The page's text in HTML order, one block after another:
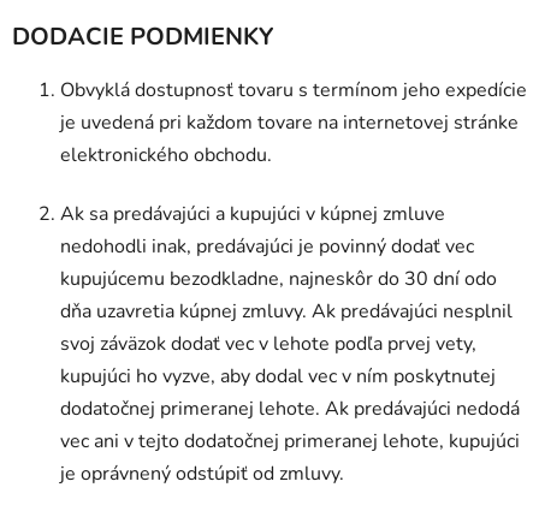
DODACIE PODMIENKY
Obvyklá dostupnosť tovaru s termínom jeho expedície
je uvedená pri každom tovare na internetovej stránke
elektronického obchodu.
Ak sa predávajúci a kupujúci v kúpnej zmluve
nedohodli inak, predávajúci je povinný dodať vec
kupujúcemu bezodkladne, najneskôr do 30 dní odo
dňa uzavretia kúpnej zmluvy. Ak predávajúci nesplnil
svoj záväzok dodať vec v lehote podľa prvej vety,
kupujúci ho vyzve, aby dodal vec v ním poskytnutej
dodatočnej primeranej lehote. Ak predávajúci nedodá
vec ani v tejto dodatočnej primeranej lehote, kupujúci
je oprávnený odstúpiť od zmluvy.